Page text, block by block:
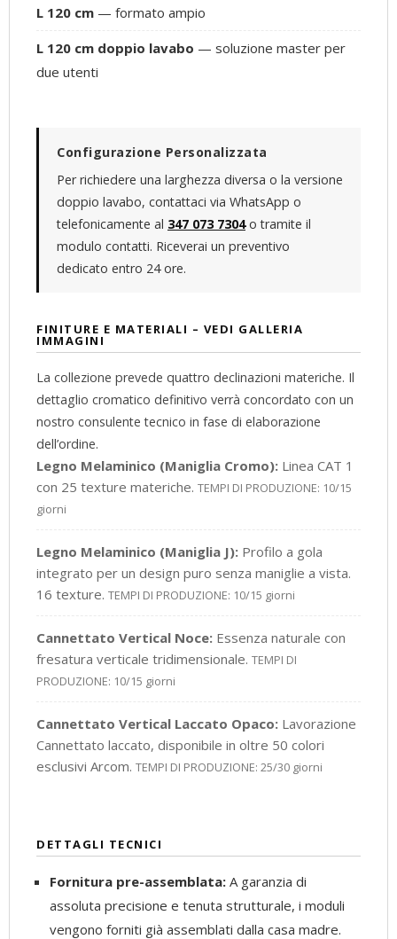
L 120 cm — formato ampio
L 120 cm doppio lavabo — soluzione master per
due utenti
Configurazione Personalizzata
Per richiedere una larghezza diversa o la versione
doppio lavabo, contattaci via WhatsApp o
telefonicamente al 347 073 7304o tramite il
modulo contatti. Riceverai un preventivo
dedicato entro 24 ore.
FINITURE E MATERIALI – VEDI GALLERIA
IMMAGINI
La collezione prevede quattro declinazioni materiche. Il
dettaglio cromatico definitivo verrà concordato con un
nostro consulente tecnico in fase di elaborazione
dell’ordine.
Legno Melaminico (Maniglia Cromo): Linea CAT 1
con 25 texture materiche. TEMPI DI PRODUZIONE: 10/15
giorni
Legno Melaminico (Maniglia J): Profilo a gola
integrato per un design puro senza maniglie a vista.
16 texture. TEMPI DI PRODUZIONE: 10/15 giorni
Cannettato Vertical Noce: Essenza naturale con
fresatura verticale tridimensionale. TEMPI DI
PRODUZIONE: 10/15 giorni
Cannettato Vertical Laccato Opaco: Lavorazione
Cannettato laccato, disponibile in oltre 50 colori
esclusivi Arcom. TEMPI DI PRODUZIONE: 25/30 giorni
DETTAGLI TECNICI
Fornitura pre-assemblata: A garanzia di
assoluta precisione e tenuta strutturale, i moduli
vengono forniti già assemblati dalla casa madre.